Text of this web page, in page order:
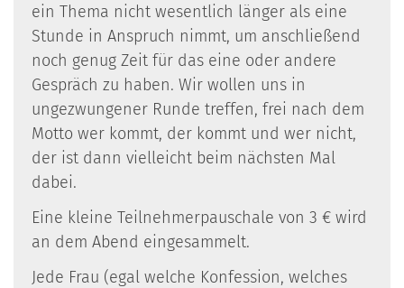
ein Thema nicht wesentlich länger als eine
Stunde in Anspruch nimmt, um anschließend
noch genug Zeit für das eine oder andere
Gespräch zu haben. Wir wollen uns in
ungezwungener Runde treffen, frei nach dem
Motto wer kommt, der kommt und wer nicht,
der ist dann vielleicht beim nächsten Mal
dabei.
Eine kleine Teilnehmerpauschale von 3 € wird
an dem Abend eingesammelt.
Jede Frau (egal welche Konfession, welches